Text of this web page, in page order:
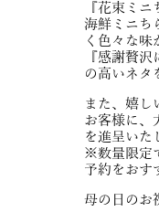
『花束ミ
海鮮ミニち
く色々な味
『感謝贅
の高いネタ
また、嬉し
お客様に、
を進呈いた
※数量限定
予約をおす
母の日のお